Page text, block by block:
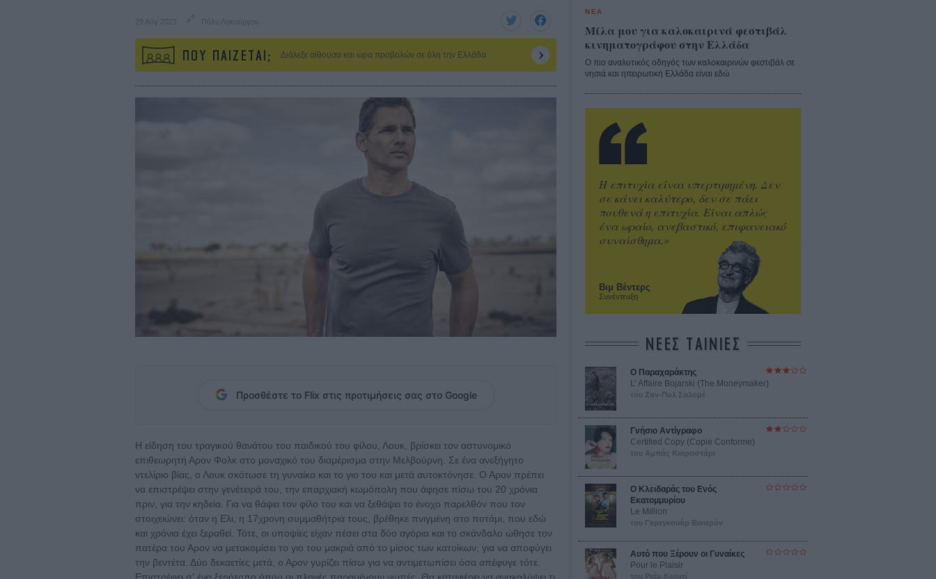
29 Αύγ 2021 Πόλυ Λυκούργου
ΠΟΥ ΠΑΙΖΕΤΑΙ; Διάλεξε αίθουσα και ώρα προβολών σε όλη την Ελλάδα
Προσθέστε το Flix στις προτιμήσεις σας στο Google
H είδηση του τραγικού θανάτου του παιδικού του φίλου, Λουκ, βρίσκει τον αστυνομικό
επιθεωρητή Αρον Φολκ στο μοναχικό του διαμέρισμα στην Μελβούρνη. Σε ένα ανεξήγητο
ντελίριο βίας, ο Λουκ σκότωσε τη γυναίκα και το γιο του και μετά αυτοκτόνησε. Ο Αρον πρέπει
να επιστρέψει στην γενέτειρά του, την επαρχιακή κωμόπολη που άφησε πίσω του 20 χρόνια
πριν, για την κηδεία. Για να θάψει τον φίλο του και να ξεθάψει το ένοχο παρελθόν που τον
στοιχειώνει: όταν η Ελι, η 17χρονη συμμαθήτριά τους, βρέθηκε πνιγμένη στο ποτάμι, που εδώ
και χρόνια έχει ξεραθεί. Τότε, οι υποψίες είχαν πέσει στα δύο αγόρια και το σκάνδαλο ώθησε τον
πατέρα του Αρον να μετακομίσει το γιο του μακριά από το μίσος των κατοίκων, για να αποφύγει
την βεντέτα. Δύο δεκαετίες μετά, ο Αρον γυρίζει πίσω για να αντιμετωπίσει όσα απέφυγε τότε.
Επιστρέφει σ' ένα ξερότοπο όπου οι πληγές παραμένουν νωπές. Θα καταφέρει να ανακαλύψει τι
ΝΕΑ
Μίλα μου για καλοκαιρινά φεστιβάλ
κινηματογράφου στην Ελλάδα
Ο πιο αναλυτικός οδηγός των καλοκαιρινών φεστιβάλ σε
νησιά και ηπειρωτική Ελλάδα είναι εδώ
Βιμ Βέντερς
Συνέντευξη
Η επιτυχία είναι υπερτιμημένη. Δεν
σε κάνει καλύτερο, δεν σε πάει
πουθενά η επιτυχία. Είναι απλώς
ένα ωραίο, ανεβαστικό, επιφανειακό
συναίσθημα.»
ΝΕΕΣ ΤΑΙΝΙΕΣ
Ο Παραχαράκτης
L’ Affaire Bojarski (The Moneymaker)
του Ζαν-Πολ Σαλομέ
Γνήσιο Αντίγραφο
Certified Copy (Copie Conforme)
του Αμπάς Κιαροστάμι
Ο Κλειδαράς του Ενός
Εκατομμυρίου
Le Million
του Γκρεγκουάρ Βινιερόν
Αυτό που Ξέρουν οι Γυναίκες
Pour le Plaisir
του Ρεέμ Κερισί